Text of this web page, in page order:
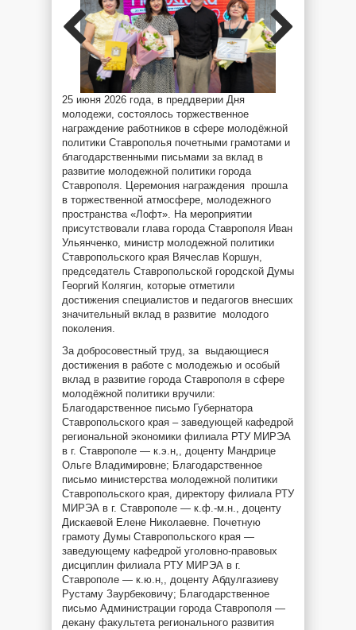
25 июня 2026 года, в преддверии Дня
молодежи, состоялось торжественное
награждение работников в сфере молодёжной
политики Ставрополья почетными грамотами и
благодарственными письмами за вклад в
развитие молодежной политики города
Ставрополя. Церемония награждения прошла
в торжественной атмосфере, молодежного
пространства «Лофт». На мероприятии
присутствовали глава города Ставрополя Иван
Ульянченко, министр молодежной политики
Ставропольского края Вячеслав Коршун,
председатель Ставропольской городской Думы
Георгий Колягин, которые отметили
достижения специалистов и педагогов внесших
значительный вклад в развитие молодого
поколения.
За добросовестный труд, за выдающиеся
достижения в работе с молодежью и особый
вклад в развитие города Ставрополя в сфере
молодёжной политики вручили:
Благодарственное письмо Губернатора
Ставропольского края – заведующей кафедрой
региональной экономики филиала РТУ МИРЭА
в г. Ставрополе — к.э.н,, доценту Мандрице
Ольге Владимировне; Благодарственное
письмо министерства молодежной политики
Ставропольского края, директору филиала РТУ
МИРЭА в г. Ставрополе — к.ф.-м.н., доценту
Дискаевой Елене Николаевне. Почетную
грамоту Думы Ставропольского края —
заведующему кафедрой уголовно-правовых
дисциплин филиала РТУ МИРЭА в г.
Ставрополе — к.ю.н,, доценту Абдулгазиеву
Рустаму Заурбековичу; Благодарственное
письмо Администрации города Ставрополя —
декану факультета регионального развития